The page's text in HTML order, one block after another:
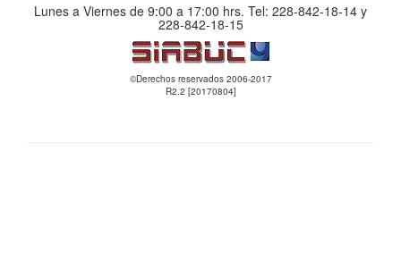
Lunes a Viernes de 9:00 a 17:00 hrs. Tel: 228-842-18-14 y
228-842-18-15
©Derechos reservados 2006-2017
R2.2 [20170804]